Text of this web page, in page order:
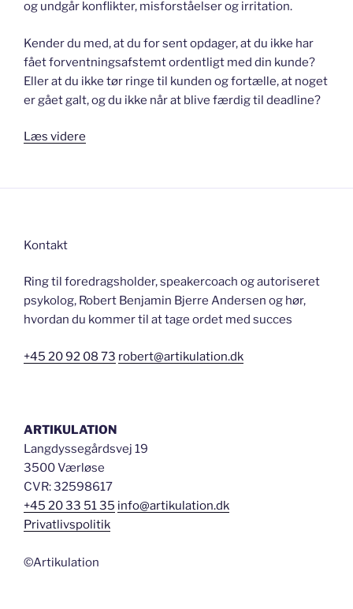
og undgår konflikter, misforståelser og irritation.
Kender du med, at du for sent opdager, at du ikke har
fået forventningsafstemt ordentligt med din kunde?
Eller at du ikke tør ringe til kunden og fortælle, at noget
er gået galt, og du ikke når at blive færdig til deadline?
Læs videre
briefing”
kunde
glad!”
Kontakt
Ring til foredragsholder, speakercoach og autoriseret
psykolog, Robert Benjamin Bjerre Andersen og hør,
hvordan du kommer til at tage ordet med succes
+45 20 92 08 73 robert@artikulation.dk
ARTIKULATION
Langdyssegårdsvej 19
3500 Værløse
CVR: 32598617
+45 20 33 51 35 info@artikulation.dk
Privatlivspolitik
©Artikulation